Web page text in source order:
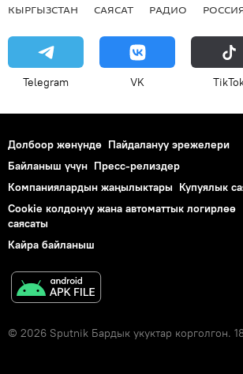
КЫРГЫЗСТАН САЯСАТ РАДИО
Telegram VK
Долбоор жөнүндө Пайдалануу эрежелери
Байланыш үчүн Пресс-релиздер
Компаниялардын жаңылыктары Купуялык
Cookie колдонуу жана автоматтык логирлөө
саясаты
Кайра байланыш
© 2026 Sputnik Бардык укуктар корголгон.